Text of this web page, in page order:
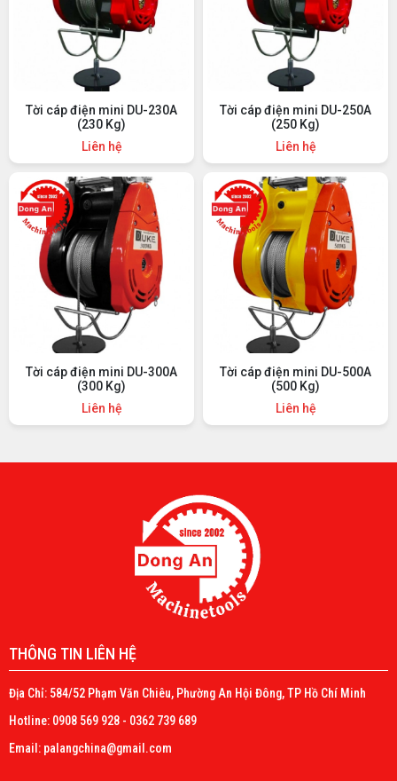
Tời cáp điện mini DU-230A
(230 Kg)
Liên hệ
Tời cáp điện mini DU-250A
(250 Kg)
Liên hệ
Tời cáp điện mini DU-300A
(300 Kg)
Liên hệ
Tời cáp điện mini DU-500A
(500 Kg)
Liên hệ
THÔNG TIN LIÊN HỆ
Địa Chỉ: 584/52 Phạm Văn Chiêu, Phường An Hội Đông, TP Hồ Chí Minh
Hotline: 0908 569 928 - 0362 739 689
Email: palangchina@gmail.com